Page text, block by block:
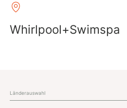
Whirlpool+Swimspa
Länderauswahl